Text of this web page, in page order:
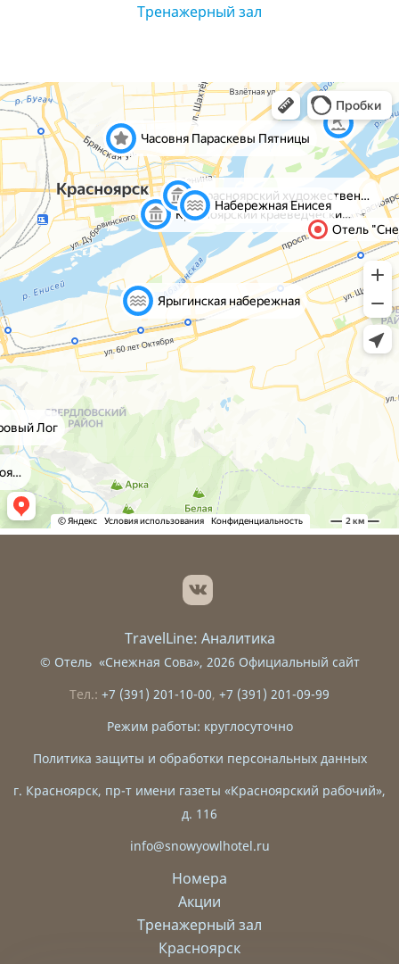
Тренажерный зал
TravelLine: Аналитика
© Отель «Снежная Сова», 2026 Официальный сайт
Тел.: +7 (391) 201-10-00, +7 (391) 201-09-99
Режим работы: круглосуточно
Политика защиты и обработки персональных данных
г. Красноярск, пр-т имени газеты «Красноярский рабочий»,
д. 116
info@snowyowlhotel.ru
Номера
Акции
Тренажерный зал
Красноярск